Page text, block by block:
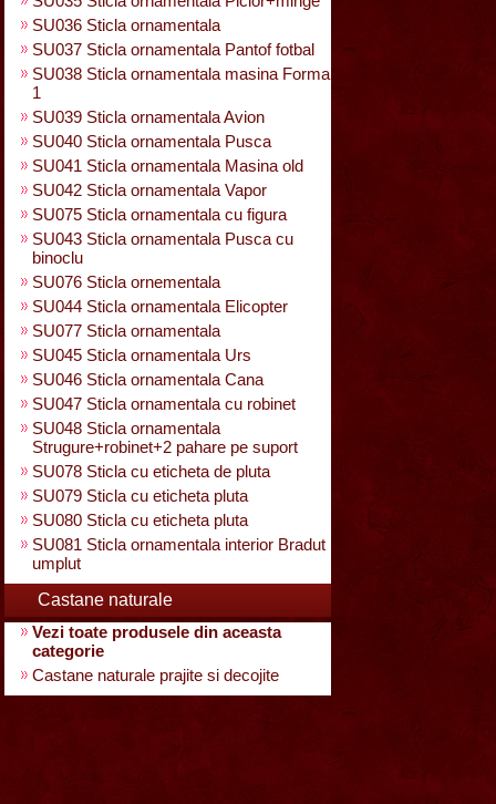
SU036 Sticla ornamentala
SU037 Sticla ornamentala Pantof fotbal
SU038 Sticla ornamentala masina Forma
1
SU039 Sticla ornamentala Avion
SU040 Sticla ornamentala Pusca
SU041 Sticla ornamentala Masina old
SU042 Sticla ornamentala Vapor
SU075 Sticla ornamentala cu figura
SU043 Sticla ornamentala Pusca cu
binoclu
SU076 Sticla ornementala
SU044 Sticla ornamentala Elicopter
SU077 Sticla ornamentala
SU045 Sticla ornamentala Urs
SU046 Sticla ornamentala Cana
SU047 Sticla ornamentala cu robinet
SU048 Sticla ornamentala
Strugure+robinet+2 pahare pe suport
SU078 Sticla cu eticheta de pluta
SU079 Sticla cu eticheta pluta
SU080 Sticla cu eticheta pluta
SU081 Sticla ornamentala interior Bradut
umplut
Castane naturale
Vezi toate produsele din aceasta
categorie
Castane naturale prajite si decojite